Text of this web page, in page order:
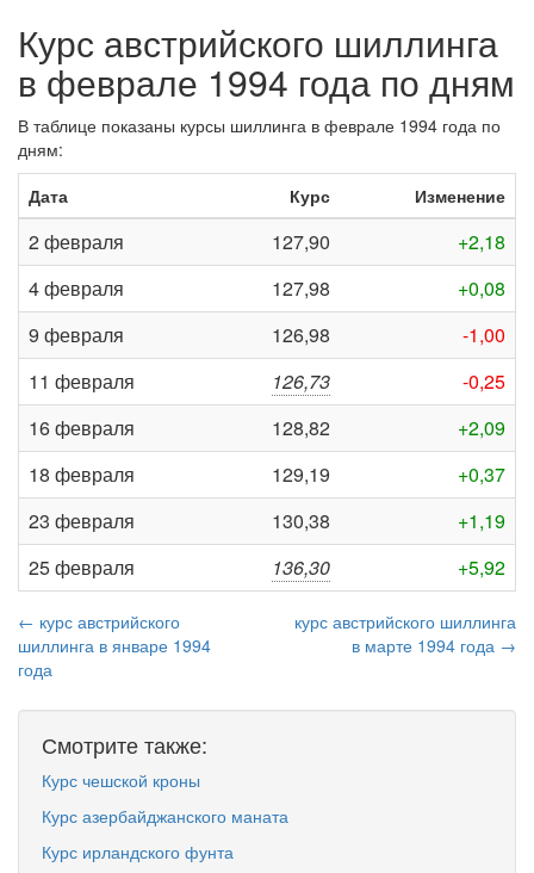
Курс австрийского шиллинга
в феврале 1994 года по дням
В таблице показаны курсы шиллинга в феврале 1994 года по
дням:
Дата
Курс Изменение
2 февраля 127,90
+2,18
4 февраля
127,98
+0,08
9 февраля
126,98
-1,00
11 февраля
126,73
-0,25
16 февраля
128,82
+2,09
18 февраля
129,19
+0,37
23 февраля
130,38
+1,19
25 февраля
136,30 +5,92
← курс австрийского
шиллинга в январе 1994
года
курс австрийского шиллинга
в марте 1994 года →
Смотрите также:
Курс чешской кроны
Курс азербайджанского маната
Курс ирландского фунта